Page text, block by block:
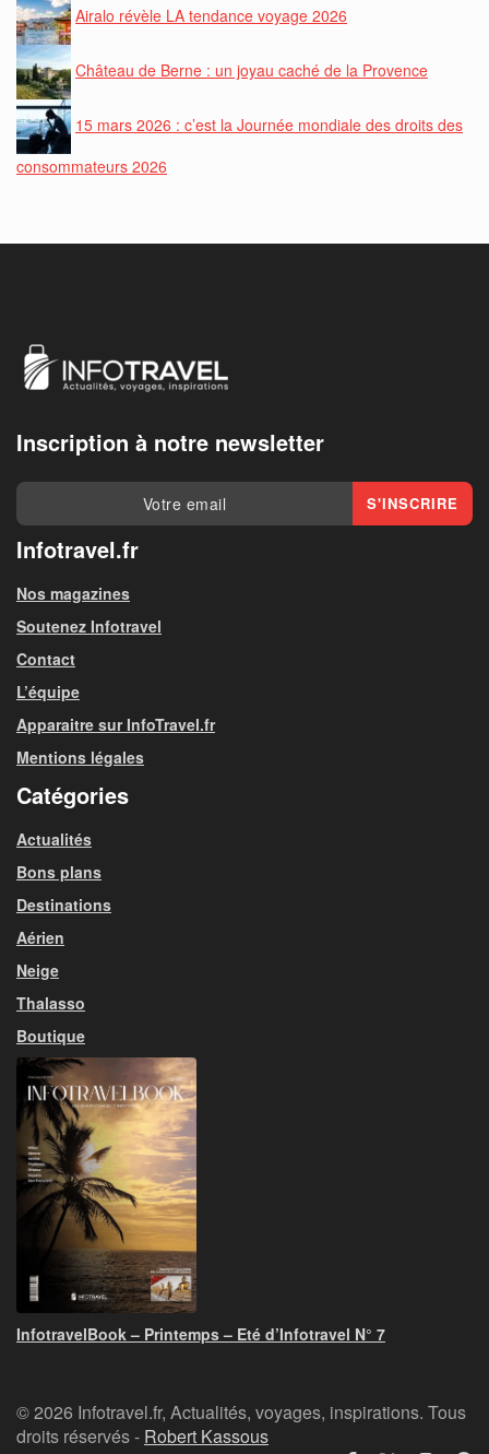
Airalo révèle LA tendance voyage 2026
Château de Berne : un joyau caché de la Provence
15 mars 2026 : c’est la Journée mondiale des droits des
consommateurs 2026
Inscription à notre newsletter
Infotravel.fr
Nos magazines
Soutenez Infotravel
Contact
L’équipe
Apparaitre sur InfoTravel.fr
Mentions légales
Catégories
Actualités
Bons plans
Destinations
Aérien
Neige
Thalasso
Boutique
InfotravelBook – Printemps – Eté d’Infotravel N° 7
© 2026 Infotravel.fr, Actualités, voyages, inspirations. Tous
droits réservés - Robert Kassous